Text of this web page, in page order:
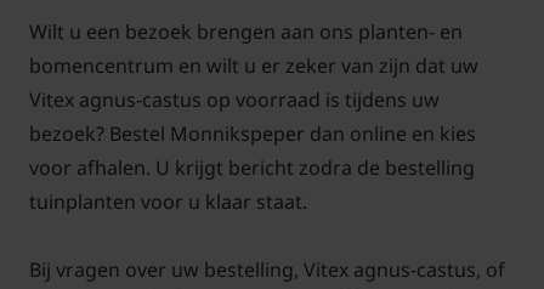
Wanneer bloeit Vitex agnus castus?
De plant geeft in de loop van de zomer bloemen. De
bloemen staan in verticale trossen en zijn lichtpaars
van kleur. de bloemen trekken veel bijen en vlinders
aan. Vanwege de mooie bloeiwijze en bladkleur is
deze plant goed te combineren met andere
Wilt u een bezoek brengen aan ons planten- en
bomencentrum en wilt u er zeker van zijn dat uw
Vitex agnus-castus op voorraad is tijdens uw
bezoek? Bestel Monnikspeper dan online en kies
voor afhalen. U krijgt bericht zodra de bestelling
tuinplanten voor u klaar staat.
Bij vragen over uw bestelling, Vitex agnus-castus, of